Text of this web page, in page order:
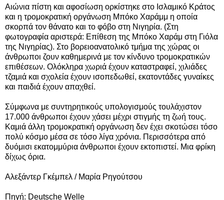
Αιώνια πίστη και αφοσίωση ορκίστηκε στο Ισλαμικό Κράτος
και η τρομοκρατική οργάνωση Μπόκο Χαράμμ η οποία
σκορπά τον θάνατο και το φόβο στη Νιγηρία. (Στη
φωτογραφία αριστερά: Επίθεση της Μπόκο Χαράμ στη Γιόλα
της Νιγηρίας). Στο βορειοανατολικό τμήμα της χώρας οι
άνθρωποι ζουν καθημερινά με τον κίνδυνο τρομοκρατικών
επιθέσεων. Ολόκληρα χωριά έχουν καταστραφεί, χιλιάδες
τζαμιά και σχολεία έχουν ισοπεδωθεί, εκατοντάδες γυναίκες
και παιδιά έχουν απαχθεί.
Σύμφωνα με συντηρητικούς υπολογισμούς τουλάχιστον
17.000 άνθρωποι έχουν χάσει μέχρι στιγμής τη ζωή τους.
Καμιά άλλη τρομοκρατική οργάνωση δεν έχει σκοτώσει τόσο
πολύ κόσμο μέσα σε τόσο λίγα χρόνια. Περισσότερα από
δυόμισι εκατομμύρια άνθρωποι έχουν εκτοπιστεί. Μια φρίκη
δίχως όρια.
Αλεξάντερ Γκέμπελ / Μαρία Ρηγούτσου
Πηγή: Deutsche Welle